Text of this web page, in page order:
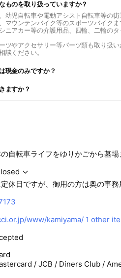
ものを取り扱っていますか？
幼児自転車や電動アシスト自転車等の
マウンテンバイク等のスポーツバイクま
ニアカー等の介護用品、四輪、二輪のタ
ツやアクセサリー等パーツ類も取り扱
談ください。
現金のみですか？
ますか？
自転車ライフをゆりかごから墓場
休日ですが、御用の方は奥の事
www/kamiyama/ 1 other
/ JCB / Diners Club /